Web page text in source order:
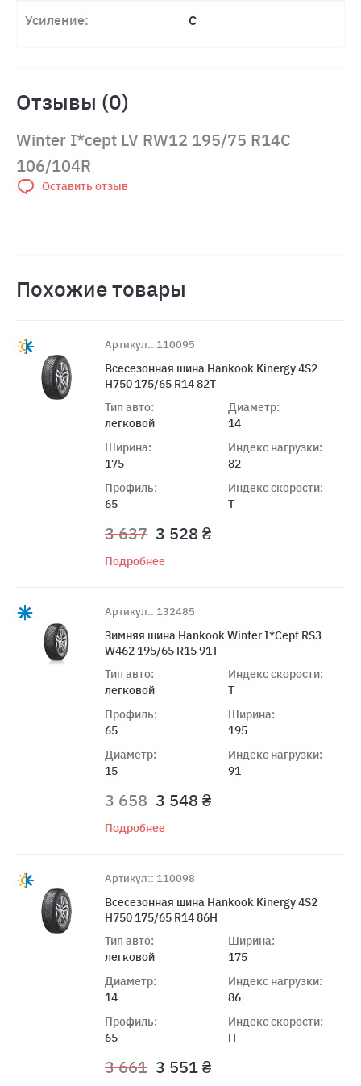
Усиление: C
Отзывы (0)
Winter I*cept LV RW12 195/75 R14C
106/104R
Оставить отзыв
Похожие товары
Артикул:: 110095
Всесезонная шина Hankook Kinergy 4S2
H750 175/65 R14 82T
Тип авто:
легковой
Ширина:
175
Профиль:
65
Диаметр:
14
Индекс нагрузки:
82
Индекс скорости:
T
3 637 3 528 ₴
Подробнее
Артикул:: 132485
Зимняя шина Hankook Winter I*Cept RS3
W462 195/65 R15 91T
Тип авто:
легковой
Профиль:
65
Диаметр:
15
Индекс скорости:
T
Ширина:
195
Индекс нагрузки:
91
3 658 3 548 ₴
Подробнее
Артикул:: 110098
Всесезонная шина Hankook Kinergy 4S2
H750 175/65 R14 86H
Тип авто:
легковой
Диаметр:
14
Профиль:
65
Ширина:
175
Индекс нагрузки:
86
Индекс скорости:
H
3 661 3 551 ₴